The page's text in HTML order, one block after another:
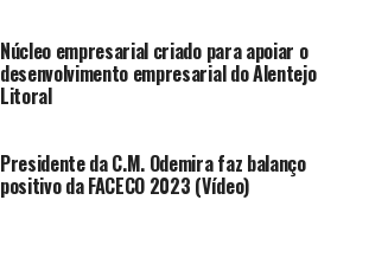
Núcleo empresarial criado para apoiar o
desenvolvimento empresarial do Alentejo
Litoral
Presidente da C.M. Odemira faz balanço
positivo da FACECO 2023 (Vídeo)